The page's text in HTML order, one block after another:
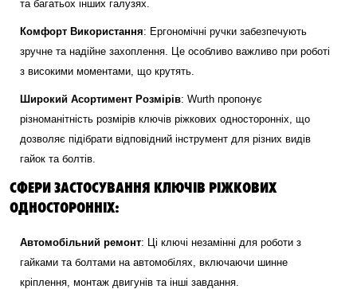
та багатьох інших галузях.
Комфорт Використання: Ергономічні ручки забезпечують
зручне та надійне захоплення. Це особливо важливо при роботі
з високими моментами, що крутять.
Широкий Асортимент Розмірів: Wurth пропонує
різноманітність розмірів ключів ріжкових односторонніх, що
дозволяє підібрати відповідний інструмент для різних видів
гайок та болтів.
СФЕРИ ЗАСТОСУВАННЯ КЛЮЧІВ РІЖКОВИХ
ОДНОСТОРОННІХ:
Автомобільний ремонт: Ці ключі незамінні для роботи з
гайками та болтами на автомобілях, включаючи шинне
кріплення, монтаж двигунів та інші завдання.